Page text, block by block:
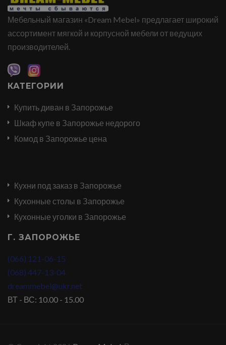
Мебельный магазин «Dream Mebel» предлагает широкий
ассортимент мягкой и корпусной мебели от ведущих
производителей.
КАТЕГОРИИ
Купить диван в Запорожье
Шкаф купе в Запорожье недорого
Комод в Запорожье цена
Кухни под заказ в Запорожье
Кухонные столы в Запорожье
Кухонные уголки в Запорожье
Г. ЗАПОРОЖЬЕ
(066) 121-06-15
(068) 447-13-04
dreammebel@ukr.net
ВТ - ВС: 10.00 - 15.00